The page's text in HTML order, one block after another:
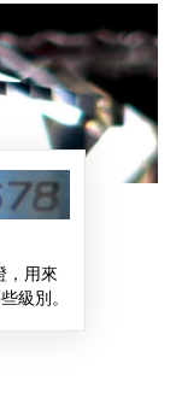
，用來
級別。